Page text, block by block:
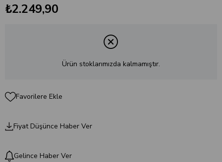
₺2.249,90
Ürün stoklarımızda kalmamıştır.
Favorilere Ekle
Fiyat Düşünce Haber Ver
Gelince Haber Ver